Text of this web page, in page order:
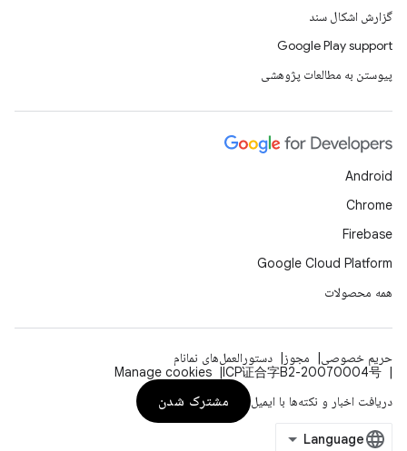
گزارش اشکال سند
Google Play support
پیوستن به مطالعات پژوهشی
Android
Chrome
Firebase
Google Cloud Platform
همه محصولات
حریم خصوصی مجوز
دستورالعمل‌های نمانام
ICP证合字B2-20070004号
Manage cookies
دریافت اخبار و نکته‌ها با ایمیل
مشترک شدن